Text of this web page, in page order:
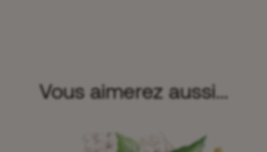
Vous aimerez aussi...